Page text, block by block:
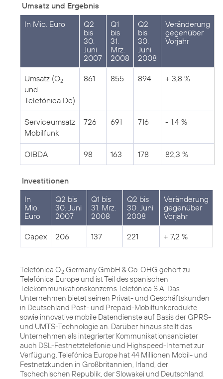
Umsatz und Ergebnis
In Mio. Euro
Q2
bis
30.
Juni
2007
Q1
bis
31.
Mrz.
2008
Q2
bis
30.
Juni
2008
Veränderung
gegenüber
Vorjahr
Umsatz (O2
und
Telefónica De)
861 855 894 + 3,8 %
Serviceumsatz
Mobilfunk
726 691 716 - 1,4 %
OIBDA 98 163 178 82,3 %
Investitionen
In
Mio.
Euro
Q2 bis
30. Juni
2007
Q1 bis
31. Mrz.
2008
Q2 bis
30. Juni
2008
Veränderung
gegenüber
Vorjahr
Capex 206 137 221 + 7,2 %
Telefónica O2 Germany GmbH & Co. OHG gehört zu
Telefónica Europe und ist Teil des spanischen
Telekommunikationskonzerns Telefónica S.A. Das
Unternehmen bietet seinen Privat- und Geschäftskunden
in Deutschland Post- und Prepaid-Mobilfunkprodukte
sowie innovative mobile Datendienste auf Basis der GPRS-
und UMTS-Technologie an. Darüber hinaus stellt das
Unternehmen als integrierter Kommunikationsanbieter
auch DSL-Festnetztelefonie und Highspeed-Internet zur
Verfügung. Telefónica Europe hat 44 Millionen Mobil- und
Festnetzkunden in Großbritannien, Irland, der
Tschechischen Republik, der Slowakei und Deutschland.